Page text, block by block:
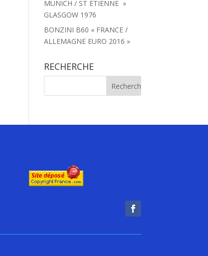
MUNICH / ST ÉTIENNE »
GLASGOW 1976
BONZINI B60 « FRANCE /
ALLEMAGNE EURO 2016 »
RECHERCHE